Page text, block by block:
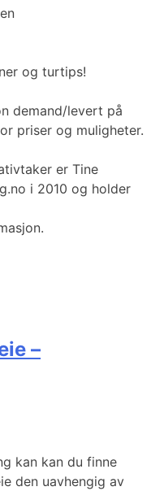
og turtips!
demand/levert på
priser og muligheter.
er Tine
i 2010 og holder
–
kan kan du finne
den uavhengig av